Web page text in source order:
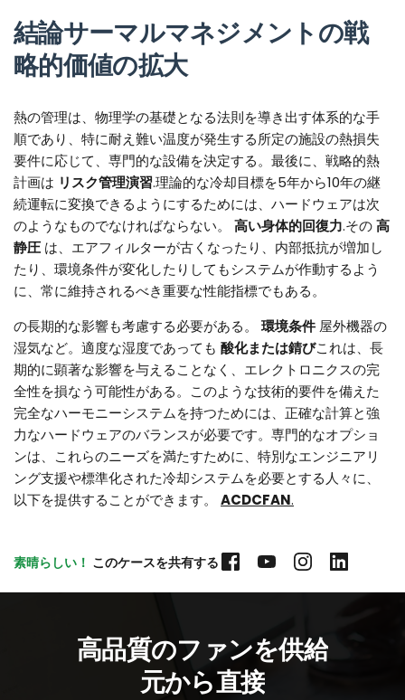
結論サーマルマネジメントの戦
略的価値の拡大
熱の管理は、物理学の基礎となる法則を導き出す体系的な手
順であり、特に耐え難い温度が発生する所定の施設の熱損失
要件に応じて、専門的な設備を決定する。最後に、戦略的熱
計画は リスク管理演習.理論的な冷却目標を5年から10年の継
続運転に変換できるようにするためには、ハードウェアは次
のようなものでなければならない。 高い身体的回復力.その高
静圧 は、エアフィルターが古くなったり、内部抵抗が増加し
たり、環境条件が変化したりしてもシステムが作動するよう
に、常に維持されるべき重要な性能指標でもある。
の長期的な影響も考慮する必要がある。 環境条件屋外機器の
湿気など。適度な湿度であっても 酸化または錆びこれは、長
期的に顕著な影響を与えることなく、エレクトロニクスの完
全性を損なう可能性がある。このような技術的要件を備えた
完全なハーモニーシステムを持つためには、正確な計算と強
力なハードウェアのバランスが必要です。専門的なオプショ
ンは、これらのニーズを満たすために、特別なエンジニアリ
ング支援や標準化された冷却システムを必要とする人々に、
以下を提供することができます。 ACDCFAN.
素晴らしい！ このケースを共有する
高品質のファンを供給
元から直接